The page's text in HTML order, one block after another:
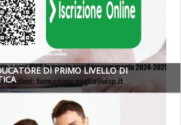
DI PRIMO LIVELLO DI